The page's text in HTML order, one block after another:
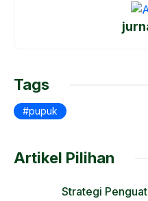
o
k
e
Tags
pupuk
Artikel Pilihan
Strategi